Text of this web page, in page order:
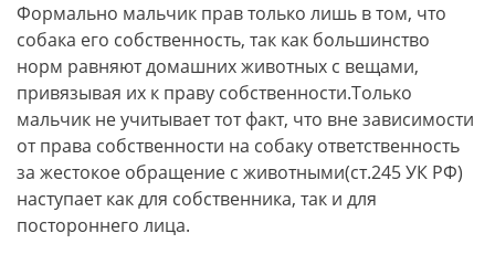
Формально мальчик прав только лишь в том, что
собака его собственность, так как большинство
норм равняют домашних животных с вещами,
привязывая их к праву собственности.Только
мальчик не учитывает тот факт, что вне зависимости
от права собственности на собаку ответственность
за жестокое обращение с животными(ст.245 УК РФ)
наступает как для собственника, так и для
постороннего лица.